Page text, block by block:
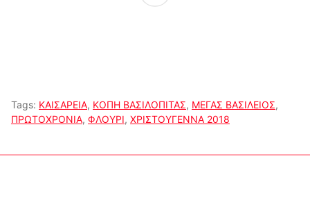
Tags: ΚΑΙΣΑΡΕΙΑ, ΚΟΠΗ ΒΑΣΙΛΟΠΙΤΑΣ, ΜΕΓΑΣ ΒΑΣΙΛΕΙΟΣ,
ΠΡΩΤΟΧΡΟΝΙΑ, ΦΛΟΥΡΙ, ΧΡΙΣΤΟΥΓΕΝΝΑ 2018